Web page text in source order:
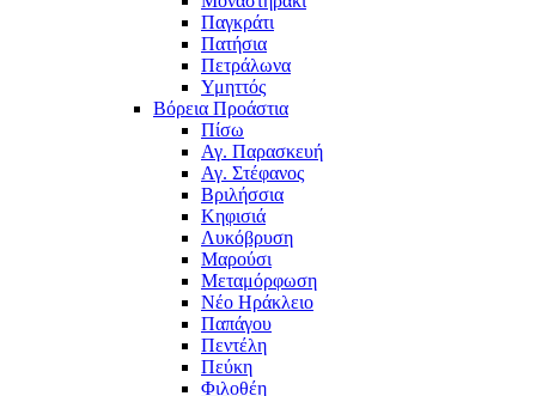
Παγκράτι
Πατήσια
Πετράλωνα
Υμηττός
Βόρεια Προάστια
Πίσω
Αγ. Παρασκευή
Αγ. Στέφανος
Βριλήσσια
Κηφισιά
Λυκόβρυση
Μαρούσι
Μεταμόρφωση
Νέο Ηράκλειο
Παπάγου
Πεντέλη
Πεύκη
Φιλοθέη